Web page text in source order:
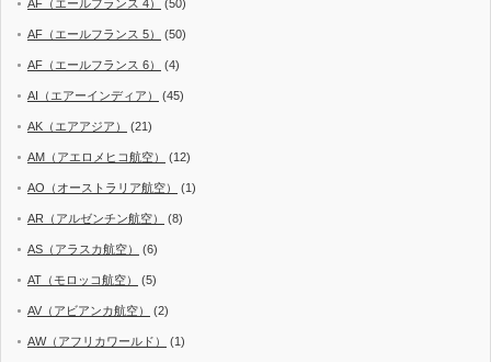
AF（エールフランス 4） (50)
AF（エールフランス 5） (50)
AF（エールフランス 6） (4)
AI（エアーインディア） (45)
AK（エアアジア） (21)
AM（アエロメヒコ航空） (12)
AO（オーストラリア航空） (1)
AR（アルゼンチン航空） (8)
AS（アラスカ航空） (6)
AT（モロッコ航空） (5)
AV（アビアンカ航空） (2)
AW（アフリカワールド） (1)